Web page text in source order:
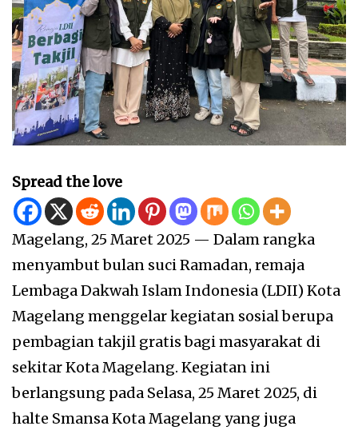
Spread the love
Magelang, 25 Maret 2025 — Dalam rangka
menyambut bulan suci Ramadan, remaja
Lembaga Dakwah Islam Indonesia (LDII) Kota
Magelang menggelar kegiatan sosial berupa
pembagian takjil gratis bagi masyarakat di
sekitar Kota Magelang. Kegiatan ini
berlangsung pada Selasa, 25 Maret 2025, di
halte Smansa Kota Magelang yang juga